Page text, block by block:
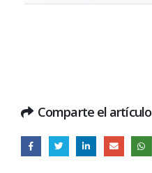
Comparte el artículo